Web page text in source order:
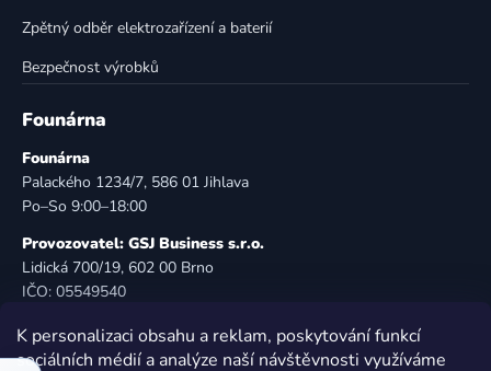
K personalizaci obsahu a reklam, poskytování funkcí
sociálních médií a analýze naší návštěvnosti využíváme
Zpětný odběr elektrozařízení a baterií
Bezpečnost výrobků
Founárna
Founárna
Palackého 1234/7, 586 01 Jihlava
Po–So 9:00–18:00
Provozovatel: GSJ Business s.r.o.
Lidická 700/19, 602 00 Brno
IČO: 05549540
E-mail:info@founarna.cz